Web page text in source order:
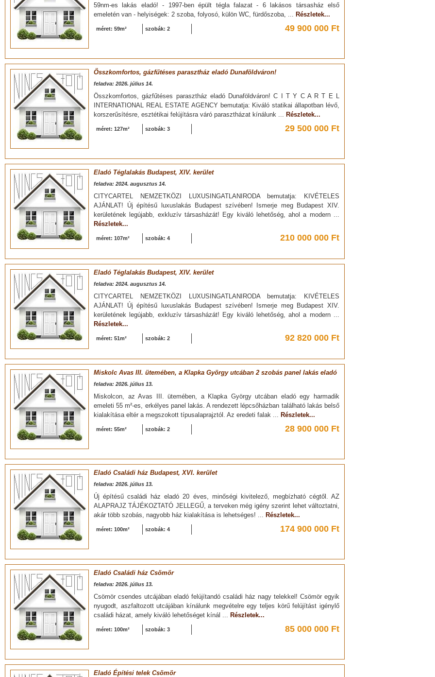
59nm-es lakás eladó! - 1997-ben épült tégla falazat - 6 lakásos társasház első
emeletén van - helyiségek: 2 szoba, folyosó, külön WC, fürdőszoba, ... Részletek...
méret: 59m² szobák: 2 49 900 000 Ft
Összkomfortos, gázfűtéses parasztház eladó Dunaföldváron!
feladva: 2026. július 14.
Összkomfortos, gázfűtéses parasztház eladó Dunaföldváron! C I T Y C A R T E L
INTERNATIONAL REAL ESTATE AGENCY bemutatja: Kiváló statikai állapotban lévő,
korszerűsítésre, esztétikai felújításra váró parasztházat kínálunk ... Részletek...
méret: 127m² szobák: 3 29 500 000 Ft
Eladó Téglalakás Budapest, XIV. kerület
feladva: 2024. augusztus 14.
CITYCARTEL NEMZETKÖZI LUXUSINGATLANIRODA bemutatja: KIVÉTELES
AJÁNLAT! Új építésű luxuslakás Budapest szívében! Ismerje meg Budapest XIV.
kerületének legújabb, exkluzív társasházát! Egy kiváló lehetőség, ahol a modern ...
Részletek...
méret: 107m² szobák: 4 210 000 000 Ft
Eladó Téglalakás Budapest, XIV. kerület
feladva: 2024. augusztus 14.
CITYCARTEL NEMZETKÖZI LUXUSINGATLANIRODA bemutatja: KIVÉTELES
AJÁNLAT! Új építésű luxuslakás Budapest szívében! Ismerje meg Budapest XIV.
kerületének legújabb, exkluzív társasházát! Egy kiváló lehetőség, ahol a modern ...
Részletek...
méret: 51m² szobák: 2 92 820 000 Ft
Miskolc Avas III. ütemében, a Klapka György utcában 2 szobás panel lakás eladó
feladva: 2026. július 13.
Miskolcon, az Avas III. ütemében, a Klapka György utcában eladó egy harmadik
emeleti 55 m²-es, erkélyes panel lakás. A rendezett lépcsőházban található lakás belső
kialakítása eltér a megszokott típusalaprajztól. Az eredeti falak ... Részletek...
méret: 55m² szobák: 2 28 900 000 Ft
Eladó Családi ház Budapest, XVI. kerület
feladva: 2026. július 13.
Új építésű családi ház eladó 20 éves, minőségi kivitelező, megbízható cégtől. AZ
ALAPRAJZ TÁJÉKOZTATÓ JELLEGŰ, a terveken még igény szerint lehet változtatni,
akár több szobás, nagyobb ház kialakítása is lehetséges! ... Részletek...
méret: 100m² szobák: 4 174 900 000 Ft
Eladó Családi ház Csömör
feladva: 2026. július 13.
Csömör csendes utcájában eladó felújítandó családi ház nagy telekkel! Csömör egyik
nyugodt, aszfaltozott utcájában kínálunk megvételre egy teljes körű felújítást igénylő
családi házat, amely kiváló lehetőséget kínál ... Részletek...
méret: 100m² szobák: 3 85 000 000 Ft
Eladó Építési telek Csömör